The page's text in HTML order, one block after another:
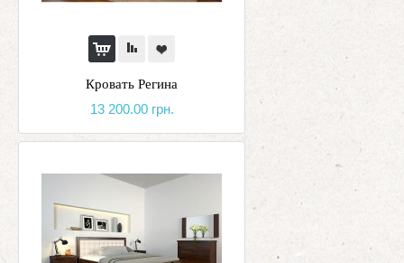
Кровать Регина
13 200.00 грн.